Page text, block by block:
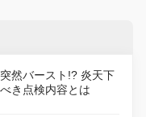
然バースト!? 炎天下
き点検内容とは